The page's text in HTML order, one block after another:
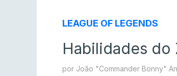
LEAGUE OF LEGENDS
Habilidades do
por João "Commander Bonny"